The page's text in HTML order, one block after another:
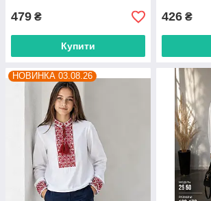
479 ₴
Купити
426 ₴
НОВИНКА 03.08.26